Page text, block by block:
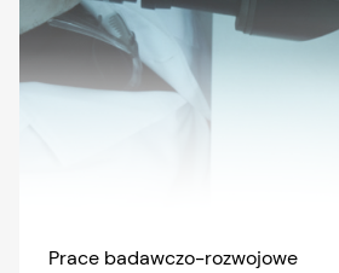
Prace badawczo-rozwojowe